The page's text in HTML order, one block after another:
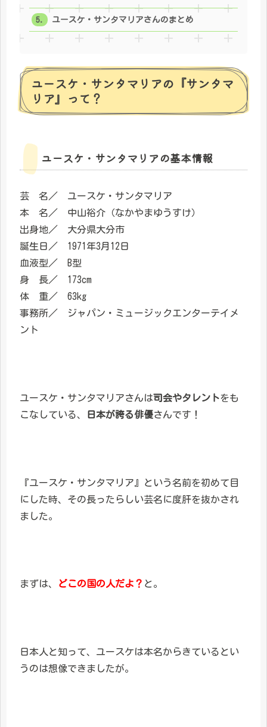
ユースケ・サンタマリアさんのまとめ
ユースケ・サンタマリアの『サンタマ
リア』って？
ユースケ・サンタマリアの基本情報
芸 名／ ユースケ・サンタマリア
本 名／ 中山裕介（なかやまゆうすけ）
出身地／ 大分県大分市
誕生日／ 1971年3月12日
血液型／ B型
身 長／ 173cm
体 重／ 63kg
事務所／ ジャパン・ミュージックエンターテイメ
ント
ユースケ・サンタマリアさんは司会やタレントをも
こなしている、
日本が誇る俳優さんです！
『ユースケ・サンタマリア』という名前を初めて目
にした時、その長ったらしい芸名に度肝を抜かされ
ました。
まずは、 どこの国の人だよ？ と。
日本人と知って、ユースケは本名からきているとい
うのは想像できましたが。